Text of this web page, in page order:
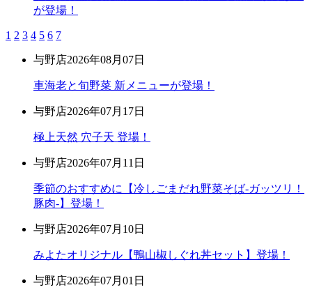
が登場！
1 2 3 4 5 6 7
与野店2026年08月07日
車海老と旬野菜 新メニューが登場！
与野店2026年07月17日
極上天然 穴子天 登場！
与野店2026年07月11日
季節のおすすめに【冷しごまだれ野菜そば-ガッツリ！
豚肉-】登場！
与野店2026年07月10日
みよたオリジナル【鴨山椒しぐれ丼セット】登場！
与野店2026年07月01日